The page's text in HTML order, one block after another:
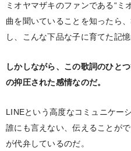
ミオヤマザキのファンである“ミ
曲を聞いていることを知ったら
し、こんな下品な子に育てた記
しかしながら、この歌詞のひと
の抑圧された感情なのだ。
LINEという高度なコミュニケー
誰にも言えない、伝えることが
が代弁しているのだ。